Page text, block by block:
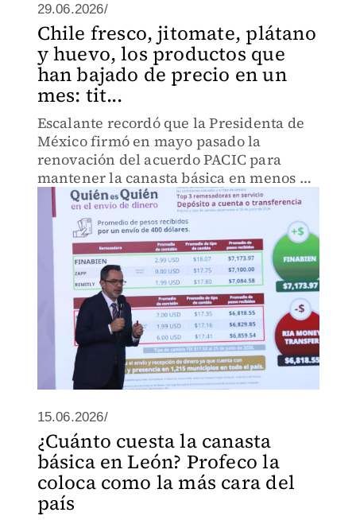
29.06.2026/
Chile fresco, jitomate, plátano
y huevo, los productos que
han bajado de precio en un
mes: tit...
Escalante recordó que la Presidenta de
México firmó en mayo pasado la
renovación del acuerdo PACIC para
mantener la canasta básica en menos de
910.00 pesos.
15.06.2026/
¿Cuánto cuesta la canasta
básica en León? Profeco la
coloca como la más cara del
país